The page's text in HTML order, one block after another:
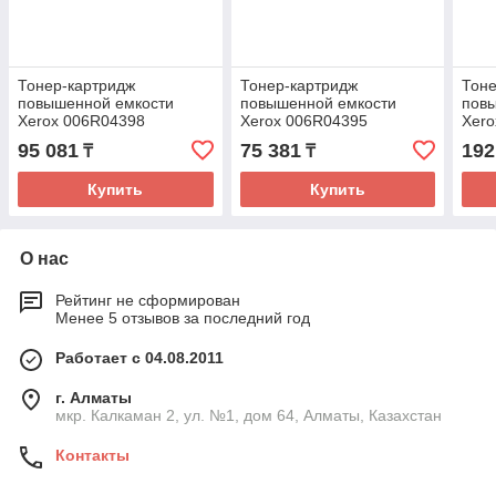
Тонер-картридж
повышенной емкости
Xerox 006R04398
95 081 ₸
Купить
Тонер-картридж
повышенной емкости
Xerox 006R04395
75 381₸
Купить
О нас
Рейтинг не сформирован
Менее 5 отзывов за последний год
Работает с 04.08.2011
г. Алматы
мкр. Калкаман 2, ул. №1, дом 64, Алматы, Казахстан
Контакты